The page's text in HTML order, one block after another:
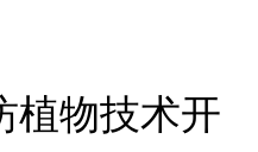
植物技术开